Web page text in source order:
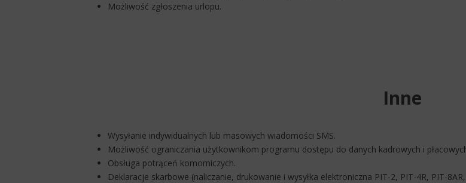
Możliwość zgłoszenia urlopu.
Inne
Wysyłanie indywidualnych lub masowych wiadomości SMS.
Możliwość ograniczania użytkownikom programu dostępu do danych kadrowych i
Obsługa potrąceń komorniczych.
Deklaracje skarbowe (naliczanie, drukowanie i wysyłka elektroniczna PIT-2, PIT-4R, PIT-